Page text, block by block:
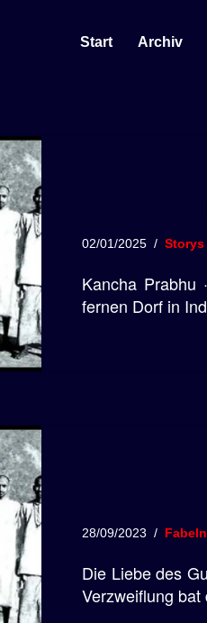
Start Archiv
02/01/2025 Storys
Kancha Prabhu
fernen Dorf in
28/09/2023 Fabeln
Die Liebe des
Verzweiflung